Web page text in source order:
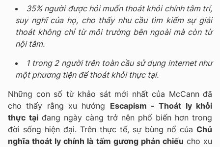
35% người được hỏi muốn thoát khỏi chính tâm trí,
suy nghĩ của họ, cho thấy nhu cầu tìm kiếm sự giải
thoát không chỉ từ môi trường bên ngoài mà còn từ
nội tâm.
1 trong 2 người trên toàn cầu sử dụng internet như
một phương tiện để thoát khỏi thực tại.
Những con số từ khảo sát mới nhất của McCann đã
cho thấy rằng xu hướng Escapism - Thoát ly khỏi
thực tại đang ngày càng trở nên phổ biến hơn trong
đời sống hiện đại. Trên thực tế, sự bùng nổ của Chủ
nghĩa thoát ly chính là tấm gương phản chiếu cho xu